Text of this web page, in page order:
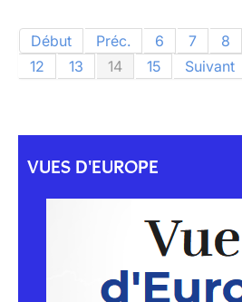
Début Préc. 6 7 8
12
13 14 15 Suivant
VUES D'EUROPE